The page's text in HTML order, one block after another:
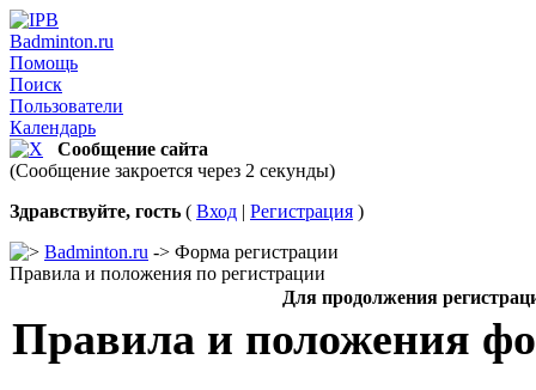
Badminton.ru
Помощь
Поиск
Пользователи
Календарь
Сообщение сайта
(Сообщение закроется через 2 секунды)
Здравствуйте, гость ( Вход | Регистрация )
Badminton.ru -> Форма регистрации
Правила и положения по регистрации
Для продолжения
Правила и положения